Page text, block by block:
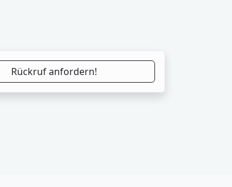
Rückruf anfordern!